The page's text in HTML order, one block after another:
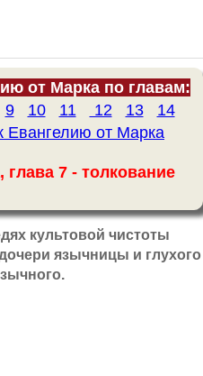
от Марка по главам:
9 10 11 12 13
14
Евангелию от Марка
глава 7 - толкование
культовой чистоты
язычницы и глухого